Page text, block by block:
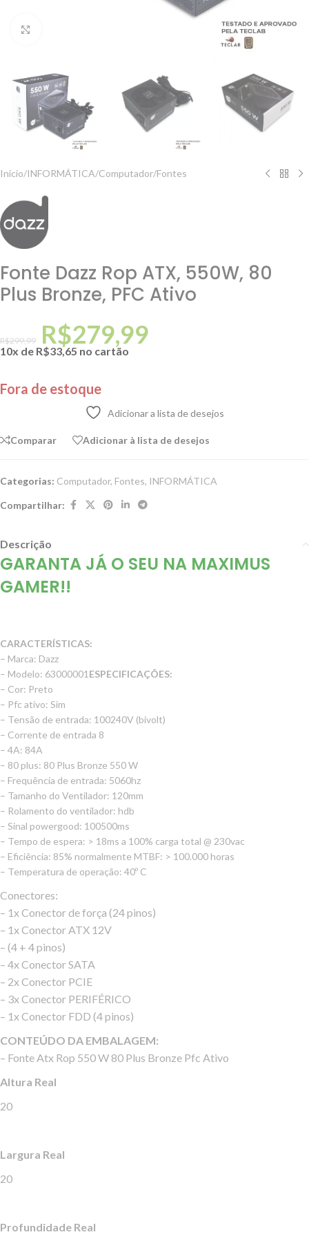
Início/INFORMÁTICA/Computador/Fontes
Fonte Dazz Rop ATX, 550W, 80
Plus Bronze, PFC Ativo
R$299,99 R$279,99
10x de R$33,65 no cartão
Fora de estoque
Adicionar a lista de desejos
Comparar Adicionar à lista de desejos
Categorias: Computador, Fontes, INFORMÁTICA
Compartilhar:
Descrição
GARANTA JÁ O SEU NA MAXIMUS
GAMER!!
CARACTERÍSTICAS:
– Marca: Dazz
– Modelo: 63000001ESPECIFICAÇÕES:
– Cor: Preto
– Pfc ativo: Sim
– Tensão de entrada: 100­240V (bivolt)
– Corrente de entrada 8 ­
– 4A: 8­4A
– 80 plus: 80 Plus Bronze 550 W
– Frequência de entrada: 50­60hz
– Tamanho do Ventilador: 120mm
– Rolamento do ventilador: hdb
– Sinal powergood: 100­500ms
– Tempo de espera: > 18ms a 100% carga total @ 230vac
– Eficiência: 85% normalmente MTBF: > 100.000 horas
– Temperatura de operação: 40º C
Conectores:
– 1x Conector de força (24 pinos)
– 1x Conector ATX 12V
– (4 + 4 pinos)
– 4x Conector SATA
– 2x Conector PCI­E
– 3x Conector PERIFÉRICO
– 1x Conector FDD (4 pinos)
CONTEÚDO DA EMBALAGEM:
– Fonte Atx Rop 550 W 80 Plus Bronze Pfc Ativo
Altura Real
20
Largura Real
20
Profundidade Real